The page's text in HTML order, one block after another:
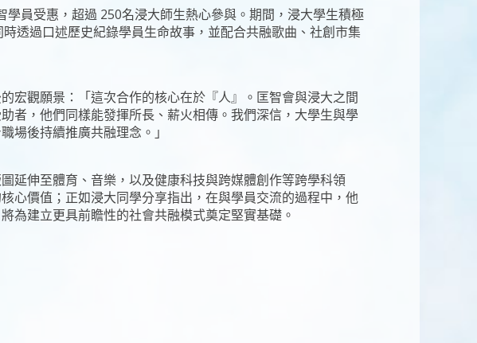
員受惠，超過 250名浸大師生熱心參與。期間，浸大學生積極
透過口述歷史紀錄學員生命故事，並配合共融歌曲、社創市集
宏觀願景：「這次合作的核心在於『人』。匡智會與浸大之間
者，他們同樣能發揮所長、薪火相傳。我們深信，大學生與學
場後持續推廣共融理念。」
延伸至體育、音樂，以及健康科技與跨媒體創作等跨學科領
心價值；正如浸大同學分享指出，在與學員交流的過程中，他
為建立更具前瞻性的社會共融模式奠定堅實基礎。